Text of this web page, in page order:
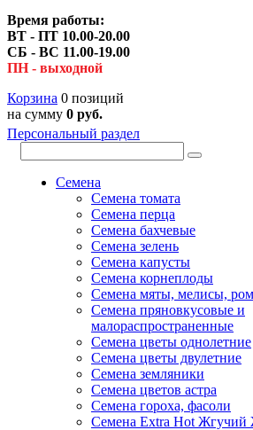
Время работы:
ВТ - ПТ 10.00-20.00
СБ - ВС 11.00-19.00
ПН - выходной
Корзина 0 позиций
на сумму 0 руб.
Персональный раздел
Семена
Семена томата
Семена перца
Семена бахчевые
Семена зелень
Семена капусты
Семена корнеплоды
Семена мяты, мелисы,
Семена пряновкусовые и
малораспространенные
Семена цветы однолетние
Семена цветы двулетние
Семена земляники
Семена цветов астра
Семена гороха, фасоли
Семена Extra Hot Жгучий